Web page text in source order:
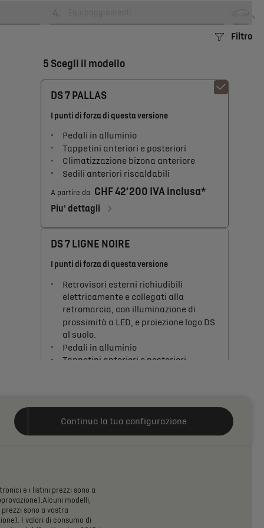
Filtro
5 Scegli il modello
DS 7 PALLAS
I punti di forza di questa versione
Pedali in alluminio
Tappetini anteriori e posteriori
Climatizzazione bizona anteriore
Sedili anteriori riscaldabili
A partire da CHF 42’200 IVA inclusa*
Piu' dettagli
DS 7 LIGNE NOIRE
I punti di forza di questa versione
Retrovisori esterni richiudibili
elettricamente e collegati alla
retromarcia, con illuminazione di
prossimità a LED, e proiezione logo DS
al suolo.
Pedali in alluminio
Tappetini anteriori e posteriori
A partire da CHF 49’900 IVA inclusa*
Piu' dettagli
Vetri acustici
Tappetini anteriori e posteriori
Sedili anteriori riscaldabili
Continua la tua configurazione
e i listini prezzi sono a
modelli,
prezzi sono a vostra
valori di consumo di